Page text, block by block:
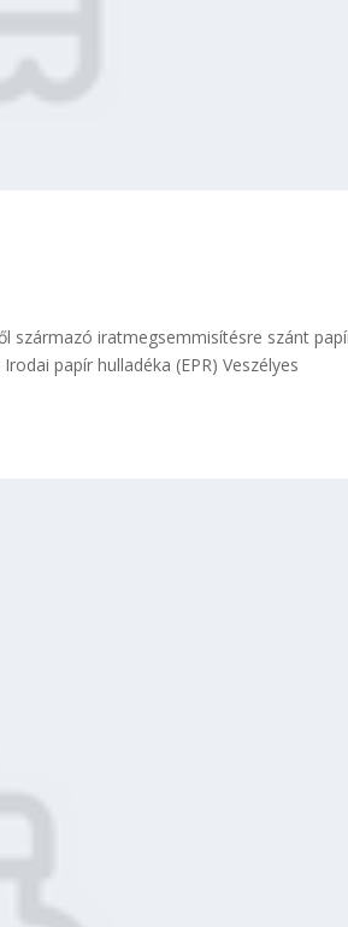
származó iratmegsemmisítésre szánt
papír hulladéka (EPR) Veszélyes